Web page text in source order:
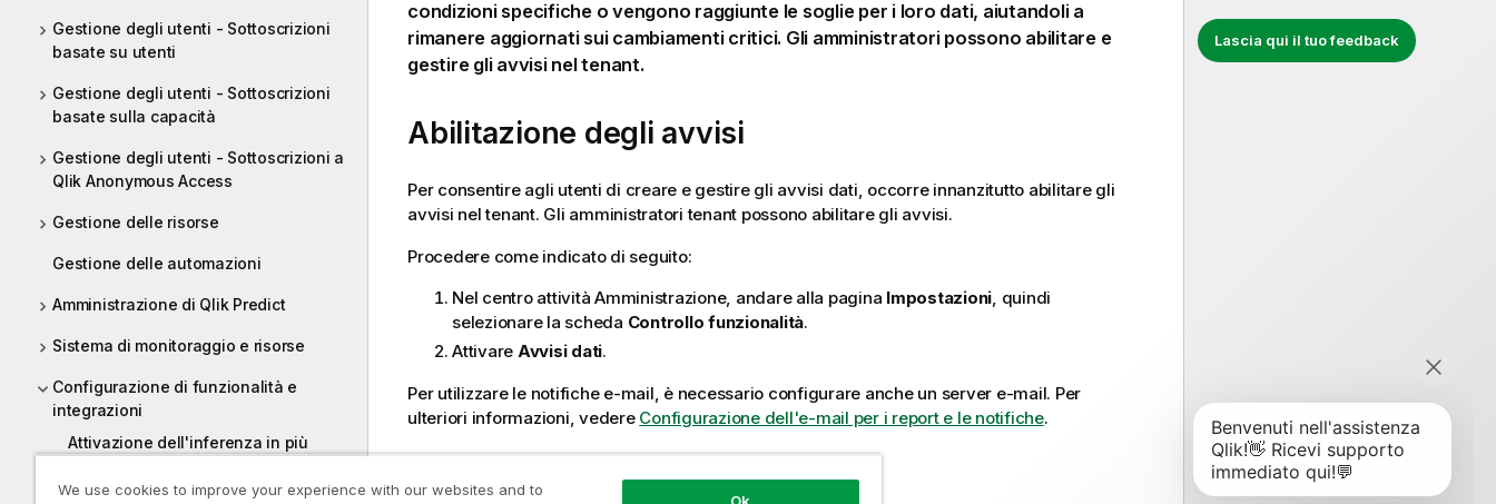
Gestione degli utenti - Sottoscrizioni
basate su utenti
Gestione degli utenti - Sottoscrizioni
basate sulla capacità
Gestione degli utenti - Sottoscrizioni a
Qlik Anonymous Access
Gestione delle risorse
Gestione delle automazioni
Amministrazione di Qlik Predict
Sistema di monitoraggio e risorse
Configurazione di funzionalità e
integrazioni
Attivazione dell'inferenza in più
Lascia qui il tuo feedback
condizioni specifiche o vengono raggiunte le soglie per i loro dati, aiutandoli a
rimanere aggiornati sui cambiamenti critici. Gli amministratori possono abilitare e
gestire gli avvisi nel tenant.
Abilitazione degli avvisi
Per consentire agli utenti di creare e gestire gli avvisi dati, occorre innanzitutto abilitare gli
avvisi nel tenant. Gli amministratori tenant possono abilitare gli avvisi.
Procedere come indicato di seguito:
Nel centro attività Amministrazione, andare alla pagina Impostazioni , quindi
selezionare la scheda Controllo funzionalità.
Attivare Avvisi dati.
Per utilizzare le notifiche e-mail, è necessario configurare anche un server e-mail. Per
ulteriori informazioni, vedere Configurazione dell'e-mail per i report e le notifiche.
Gestione degli avvisi
We use cookies to improve your experience with our websites and to